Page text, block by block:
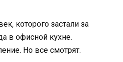
которого застали за
в офисной кухне.
Но все смотрят.